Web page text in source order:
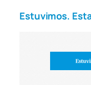
Estuvimos.